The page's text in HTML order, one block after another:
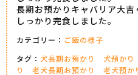
長期お預かりキャバリア大
しっかり完食しました。
カテゴリー： ご飯の様子
タグ： 犬長期お預かり 犬預かり
り
老犬長期お預かり 老犬預か